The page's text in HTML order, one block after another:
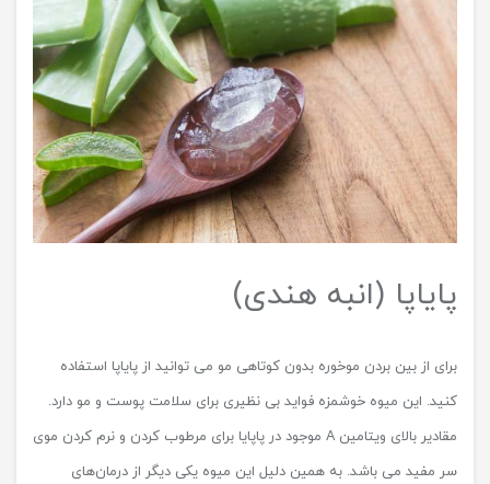
پایاپا (انبه هندی)
برای از بین بردن موخوره بدون کوتاهی مو می توانید از پایاپا استفاده
کنید. این میوه خوشمزه فواید بی نظیری برای سلامت پوست و مو دارد.
مقادیر بالای ویتامین A موجود در پاپایا برای مرطوب کردن و نرم کردن موی
سر مفید می باشد. به همین دلیل این میوه یکی دیگر از درمان‌های